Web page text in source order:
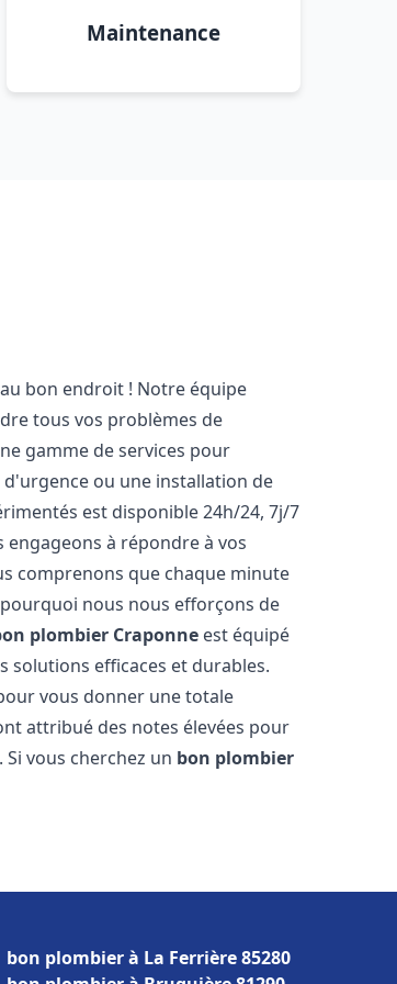
Maintenance
bon endroit ! Notre équipe
tous vos problèmes de
gamme de services pour
ou une installation de
est disponible 24h/24, 7j/7
à répondre à vos
comprenons que chaque minute
nous nous efforçons de
plombier Craponne est équipé
solutions efficaces et durables.
vous donner une totale
attribué des notes élevées pour
vous cherchez un bon plombier
bon plombier à La Ferrière 85280